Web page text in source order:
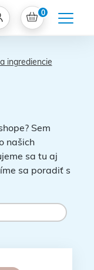
0
ingrediencie
Sem
našich
sa tu aj
sa poradiť s